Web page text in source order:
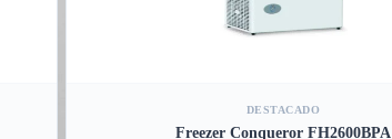
DESTACADO
Freezer Conqueror FH2600BPA